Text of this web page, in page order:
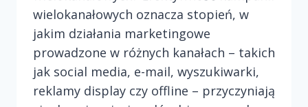
wielokanałowych oznacza stopień, w
jakim działania marketingowe
prowadzone w różnych kanałach – takich
jak social media, e-mail, wyszukiwarki,
reklamy display czy offline – przyczyniają